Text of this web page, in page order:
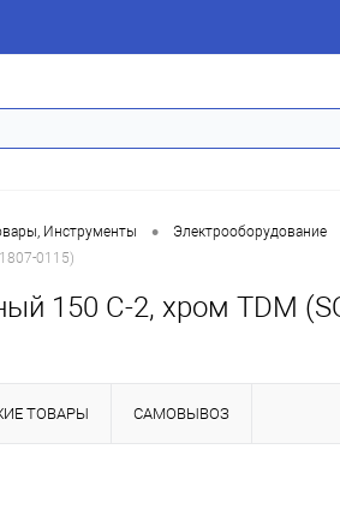
Инструменты • Электрооборудование
0115)
150 С-2, хром TDM
ТОВАРЫ САМОВЫВОЗ